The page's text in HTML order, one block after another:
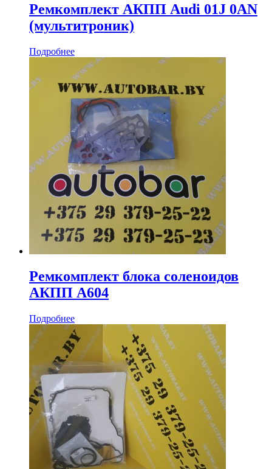
Ремкомплект АКПП Audi 01J 0AN
(мультитроник)
Подробнее
Ремкомплект блока соленоидов
АКПП A604
Подробнее